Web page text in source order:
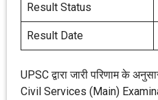
Result Status
Result Date
UPSC द्वारा जारी परिणाम के
Civil Services (Main)